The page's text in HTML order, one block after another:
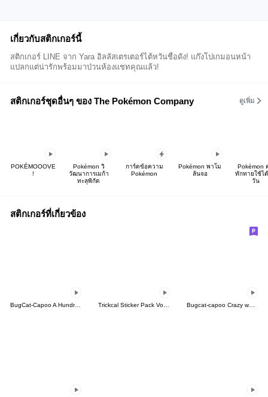
เกี่ยวกับสติกเกอร์นี้
สติกเกอร์ LINE จาก Yara อิลลัสเตรเตอร์ไต้หวันชื่อดัง! แก๊งโปเกมอนหน้า
แปลกแต่น่ารักพร้อมมาป่วนห้องแชทคุณแล้ว!
สติกเกอร์ชุดอื่นๆ ของ The Pokémon Company ดูเพิ่ม
POKÉMOOOVE
!
Pokémon วิ
วัฒนาการเมก้า
ทะลุพิกัด
การ์ดข้อความ
Pokémon
Pokémon พาโม
ล้นจอ
Pokémon
ทักทายใช้ไ
วัน
สติกเกอร์ที่เกี่ยวข้อง
BugCat-Capoo A Hundred Flavors of Taiwan Trickcal Sticker Pack Vol. 1 Bugcat-capoo Crazy workplace